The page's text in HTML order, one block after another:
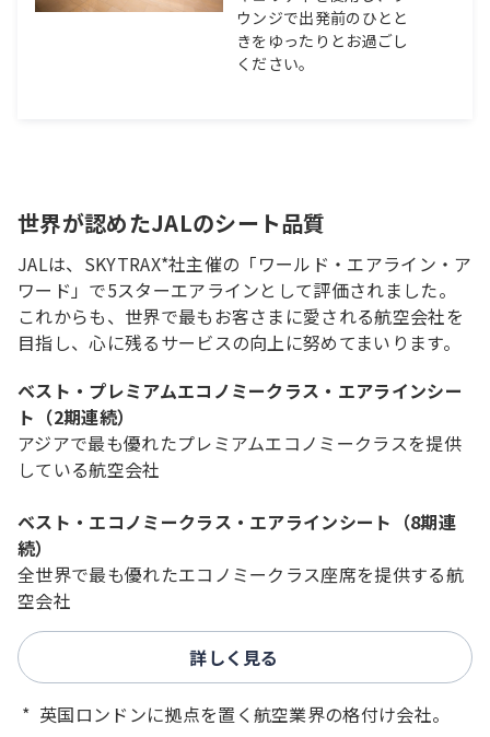
ウンジで出発前のひとと
きをゆったりとお過ごし
ください。
世界が認めたJALのシート品質
JALは、SKYTRAX*社主催の「ワールド・エアライン・ア
ワード」で5スターエアラインとして評価されました。
これからも、世界で最もお客さまに愛される航空会社を
目指し、心に残るサービスの向上に努めてまいります。
ベスト・プレミアムエコノミークラス・エアラインシー
ト（2期連続）
アジアで最も優れたプレミアムエコノミークラスを提供
している航空会社
ベスト・エコノミークラス・エアラインシート（8期連
続）
全世界で最も優れたエコノミークラス座席を提供する航
空会社
詳しく見る
英国ロンドンに拠点を置く航空業界の格付け会社。